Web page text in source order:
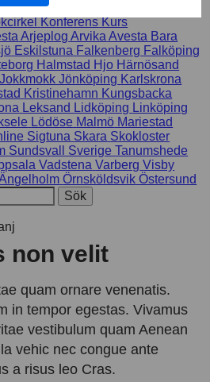
Konferens Kurs
Arjeplog Arvika Avesta Bara
Eskilstuna Falkenberg Falköping
Halmstad Hjo Härnösand
Jokkmokk Jönköping Karlskrona
Kristinehamn Kungsbacka
Leksand Lidköping Linköping
Lödöse Malmö Mariestad
Sigtuna Skara Skokloster
Sundsvall Sverige Tanumshede
Vadstena Varberg Visby
Örnsköldsvik Östersund
non velit
quam ornare venenatis.
in tempor egestas. Vivamus
vestibulum quam Aenean
vehic nec congue ante
a risus leo Cras.